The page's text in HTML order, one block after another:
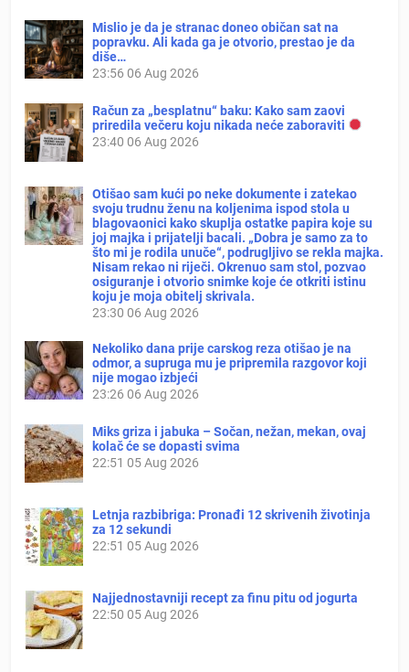
Mislio je da je stranac doneo običan sat na
popravku. Ali kada ga je otvorio, prestao je da
diše…
23:56 06 Aug 2026
Račun za „besplatnu“ baku: Kako sam zaovi
priredila večeru koju nikada neće zaboraviti
23:40 06 Aug 2026
Otišao sam kući po neke dokumente i zatekao
svoju trudnu ženu na koljenima ispod stola u
blagovaonici kako skuplja ostatke papira koje su
joj majka i prijatelji bacali. „Dobra je samo za to
što mi je rodila unuče“, podrugljivo se rekla majka.
Nisam rekao ni riječi. Okrenuo sam stol, pozvao
osiguranje i otvorio snimke koje će otkriti istinu
koju je moja obitelj skrivala.
23:30 06 Aug 2026
Nekoliko dana prije carskog reza otišao je na
odmor, a supruga mu je pripremila razgovor koji
nije mogao izbjeći
23:26 06 Aug 2026
Miks griza i jabuka – Sočan, nežan, mekan, ovaj
kolač će se dopasti svima
22:51 05 Aug 2026
Letnja razbibriga: Pronađi 12 skrivenih životinja
za 12 sekundi
22:51 05 Aug 2026
Najjednostavniji recept za finu pitu od jogurta
22:50 05 Aug 2026